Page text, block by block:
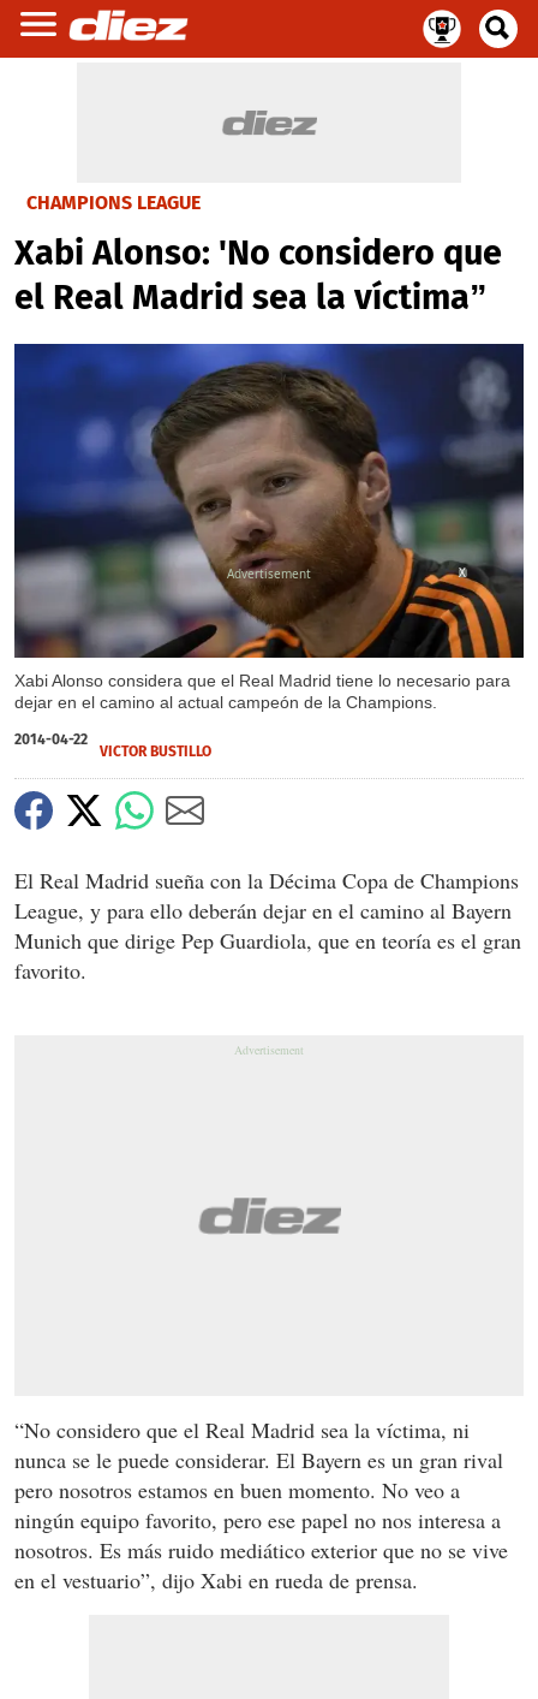
CHAMPIONS LEAGUE
Xabi Alonso: 'No considero que
el Real Madrid sea la víctima”
Xabi Alonso considera que el Real Madrid tiene lo necesario para
dejar en el camino al actual campeón de la Champions.
X
2014-04-22
VICTOR BUSTILLO
El Real Madrid sueña con la Décima Copa de Champions
League, y para ello deberán dejar en el camino al Bayern
Munich que dirige Pep Guardiola, que en teoría es el gran
favorito.
“No considero que el Real Madrid sea la víctima, ni
nunca se le puede considerar. El Bayern es un gran rival
pero nosotros estamos en buen momento. No veo a
ningún equipo favorito, pero ese papel no nos interesa a
nosotros. Es más ruido mediático exterior que no se vive
en el vestuario”, dijo Xabi en rueda de prensa.